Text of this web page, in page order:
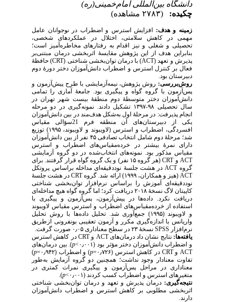
دانشگاه بین‌المللی امام‌خمینی(ره)
چکیده:
زمینه و هدف: افزایش استرس و اضطراب در نوجوانان عامل
مهمی در کاهش سلامتی، اختلال در عملکردهای شخصی،
تحصیلی و شغلی و نیز اقدام به رفتارهای مخاطره‌آمیز است؛
بنابراین هدف از این پژوهش مقایسهٔ اثربخشی درمان مبتنی‌بر
پذیرش و تعهد (ACT) با درمان توان‌بخشی شناختی ( CRT) حافظهٔ
فعال بر کنترل استرس و اضطراب دانش‌آموزان دختر دورهٔ دوم
دبیرستان بود.
روش‌بررسی: روش پژوهش، نیمه‌آزمایشی با طرح پیش‌آزمون و
پس‌آزمون با گروه گواه و پیگیری بود. جامعهٔ آماری را تمامی
دانش‌آموزان دختر متوسطهٔ دوم منطقهٔ بیست شهر تهران در
سال تحصیلی ۹۸-۱۳۹۷ تشکیل دادند. نمونه‌گیری در دو مرحله
انجام پذیرفت: در مرحلهٔ اول به‌شکل هدف‌مند در بین دانش‌آموزان
یکی از دبیرستان‌های آن منطقه فرم 21سؤالی مقیاس
افسردگی، اضطراب و استرس (لاویبوند و لاویبوند، ۱۹۹۵) توزیع
شد؛ مرحلهٔ دوم شامل انتخاب تصادفی ۴۵ نفر از بین دانش‌آموزان
دارای نمرهٔ بیشتر در خرده‌مقیاس‌های اضطراب و استرس
مقیاس مذکور بود. نمونه‌های انتخاب‌شده در دو گروه آزمایشی
ACTو CRT
(هر گروه ۱۵ نفر) و یک‌ گروه گواه قرار گرفتند. برای
گروهACTدر هشت جلسه‌ٔ نوددقیقه‌ای مداخله براساس پروتکل
ACT(هیز و همکاران، ۱۹۹۹) ارائه شد. گروه CRTدر هشت جلسه‌ٔ
نوددقیقه‌ای آموزش را براساس نرم‌افزار توان‌بخشی شناختی
کاپیتان لاگ نسخۀ ۲۰۱۸ دریافت کرد؛ اما گروه گواه هیچ مداخله‌ای
دریافت نکرد. داده‌ها در پیش‌آزمون، پس‌آزمون و پیگیری با
استفاده از خرده‌مقیاس‌های اضطراب و استرس مقیاس لاویبوند
و لاویبوند (۱۹۹۵) جمع‌آوری شد. تحلیل داده‌ها با روش تحلیل
واریانس با اندازه‌گیری مکرر و آزمون تعقیبی بونفرونی ازطریق
نرم‌افزارSPSSنسخهٔ ۲۳ در سطح معناداری ۰٫۰۵ صورت گرفت.
یافته‌ها:نتایج نشان داد درمان‌هایACTو CRTدر کاهش استرس
و اضطراب دانش‌آموزان دختر مؤثر بود (۰٫۰۰۱>
p). بین درمان‌های
ACTو CRTدر کاهش استرس (۰٫۷۲۶= p) و اضطراب (۰٫۹۴۲= p
)
تفاوت معنا‌دار وجود نداشت؛ همچنین دو گروه آزمایش به‌طور
معناداری در مراحل پس‌آزمون و پیگیری نمرات کمتری در
متغیرهای استرس و اضطراب کسب کردند (۰٫۰۰۱>
p
).
نتیجه‌گیری:درمان پذیرش و تعهد و درمان توان‌بخشی شناختی
اثربخشی مطلوبی بر کاهش استرس و اضطراب دانش‌آموزان
دارند.